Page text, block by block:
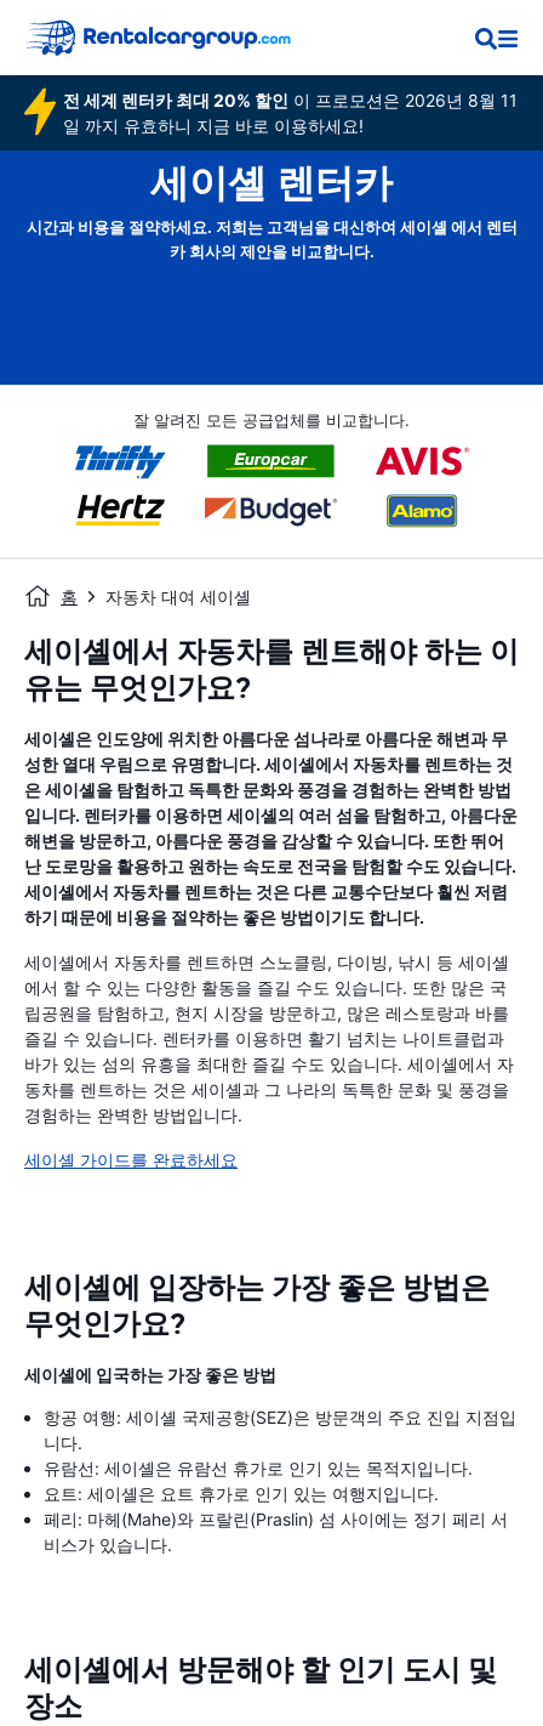
전 세계 렌터카 최대 20% 할인 이 프로모션은 2026년 8월 11
일 까지 유효하니 지금 바로 이용하세요!
세이셸 렌터카
시간과 비용을 절약하세요. 저희는 고객님을 대신하여 세이셸 에서 렌터
카 회사의 제안을 비교합니다.
잘 알려진 모든 공급업체를 비교합니다.
홈 자동차 대여 세이셸
세이셸에서 자동차를 렌트해야 하는 이
유는 무엇인가요?
세이셸은 인도양에 위치한 아름다운 섬나라로 아름다운 해변과 무
성한 열대 우림으로 유명합니다. 세이셸에서 자동차를 렌트하는 것
은 세이셸을 탐험하고 독특한 문화와 풍경을 경험하는 완벽한 방법
입니다. 렌터카를 이용하면 세이셸의 여러 섬을 탐험하고, 아름다운
해변을 방문하고, 아름다운 풍경을 감상할 수 있습니다. 또한 뛰어
난 도로망을 활용하고 원하는 속도로 전국을 탐험할 수도 있습니다.
세이셸에서 자동차를 렌트하는 것은 다른 교통수단보다 훨씬 저렴
하기 때문에 비용을 절약하는 좋은 방법이기도 합니다.
세이셸에서 자동차를 렌트하면 스노클링, 다이빙, 낚시 등 세이셸
에서 할 수 있는 다양한 활동을 즐길 수도 있습니다. 또한 많은 국
립공원을 탐험하고, 현지 시장을 방문하고, 많은 레스토랑과 바를
즐길 수 있습니다. 렌터카를 이용하면 활기 넘치는 나이트클럽과
바가 있는 섬의 유흥을 최대한 즐길 수도 있습니다. 세이셸에서 자
동차를 렌트하는 것은 세이셸과 그 나라의 독특한 문화 및 풍경을
경험하는 완벽한 방법입니다.
세이셸 가이드를 완료하세요
세이셸에 입장하는 가장 좋은 방법은
무엇인가요?
세이셸에 입국하는 가장 좋은 방법
항공 여행: 세이셸 국제공항(SEZ)은 방문객의 주요 진입 지점입
니다.
유람선: 세이셸은 유람선 휴가로 인기 있는 목적지입니다.
요트: 세이셸은 요트 휴가로 인기 있는 여행지입니다.
페리: 마헤(Mahe)와 프랄린(Praslin) 섬 사이에는 정기 페리 서
비스가 있습니다.
세이셸에서 방문해야 할 인기 도시 및
장소